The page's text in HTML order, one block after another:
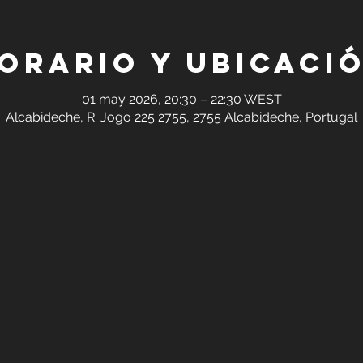
y
01 may 2026, 20:30 – 22:30 WEST
Alcabideche, R. Jogo 225 2755, 2755 Alcabideche, Portugal